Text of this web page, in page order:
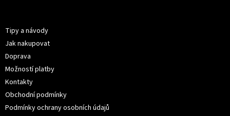
Tipy a návody
Jak nakupovat
Doprava
Možností platby
Kontakty
Obchodní podmínky
Podmínky ochrany osobních údajů